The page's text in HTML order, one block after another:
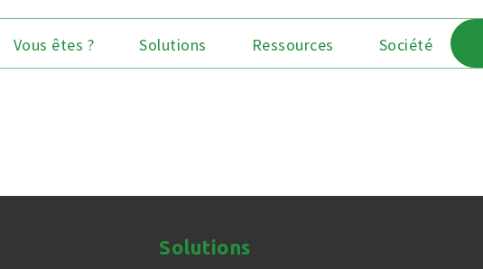
Vous êtes ? Solutions Ressources Société
Solutions